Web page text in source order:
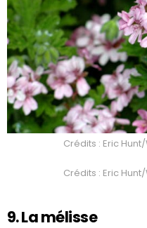
Crédits : Eric
Crédits : Eric
9. La mélisse